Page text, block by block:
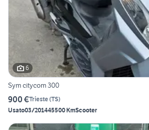
6
Sym citycom 300
900 €Trieste(TS)
Usato03/201445500 KmScooter